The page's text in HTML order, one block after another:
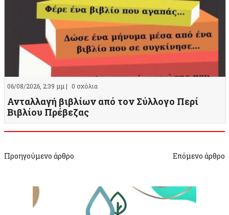
06/08/2026, 2:39 μμ | 0 σχόλια
Ανταλλαγή βιβλίων από τον Σύλλογο Περί
Βιβλίου Πρέβεζας
Προηγούμενο άρθρο Επόμενο άρθρο